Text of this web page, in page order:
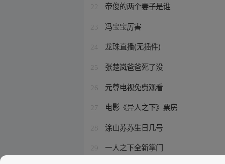
22 帝俊的两个妻子是谁
23 冯宝宝厉害
24 龙珠直播(无插件)
25 张楚岚爸爸死了没
26 元尊电视免费观看
27 电影《异人之下》票房
28 涂山苏苏生日几号
29 一人之下全新掌门